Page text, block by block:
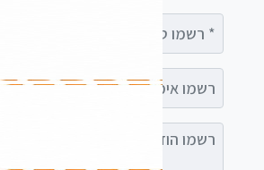
רשמו טלפון
רשמו אימייל (אופציונלי)
רשמו הודעה (אופציונלי)